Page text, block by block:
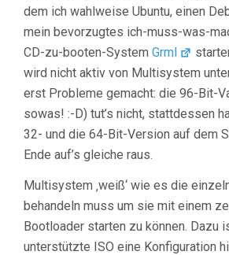
dem ich wahlweise Ubuntu, einen
mein bevorzugtes ich-muss-was-
CD-zu-booten-System Grml
wird nicht aktiv von Multisystem
erst Probleme gemacht: die 96-Bit-
sowas! :-D) tut’s nicht, stattdessen
32- und die 64-Bit-Version auf dem
Ende auf’s gleiche raus.
Multisystem ‚weiß‘ wie es die
behandeln muss um sie mit einem
Bootloader starten zu können. Dazu
unterstützte ISO eine Konfiguration